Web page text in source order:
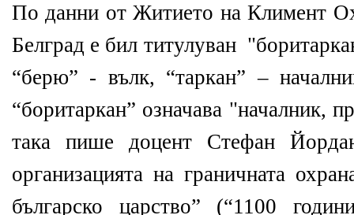
По данни от Житието на Климент
Белград е бил титулуван
“берю” - вълк, “таркан” –
“боритаркан” означава "началник,
така пише доцент Стефан
организацията на граничната
българско царство” (“1100